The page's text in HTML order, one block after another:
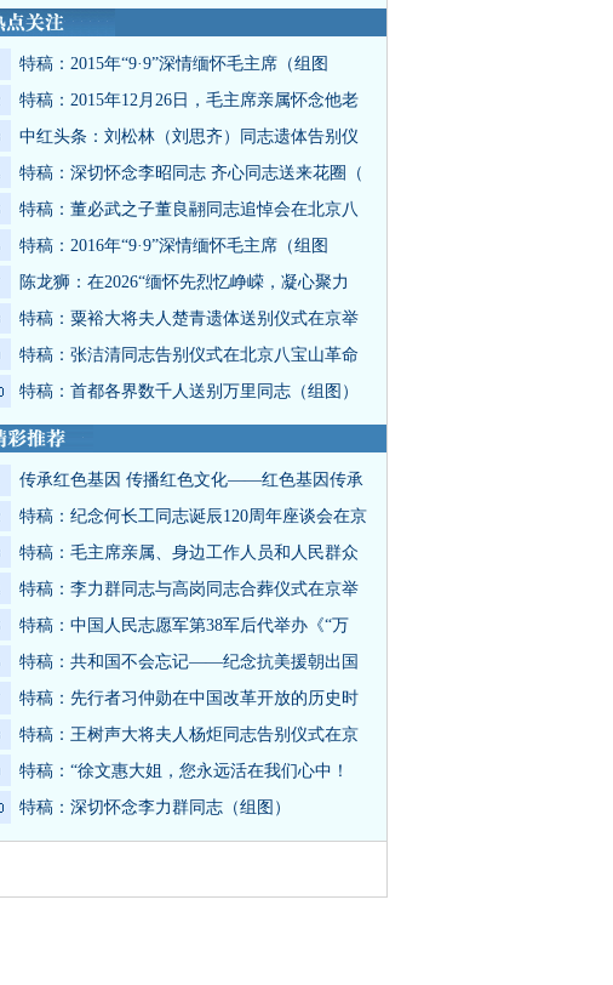
特稿：2015年“9·9”深情缅怀毛主席（组图
特稿：2015年12月26日，毛主席亲属怀念他老
中红头条：刘松林（刘思齐）同志遗体告别仪
特稿：深切怀念李昭同志 齐心同志送来花圈（
特稿：董必武之子董良翮同志追悼会在北京八
特稿：2016年“9·9”深情缅怀毛主席（组图
陈龙狮：在2026“缅怀先烈忆峥嵘，凝心聚力
特稿：粟裕大将夫人楚青遗体送别仪式在京举
特稿：张洁清同志告别仪式在北京八宝山革命
特稿：首都各界数千人送别万里同志（组图）
传承红色基因 传播红色文化——红色基因传承
特稿：纪念何长工同志诞辰120周年座谈会在京
特稿：毛主席亲属、身边工作人员和人民群众
特稿：李力群同志与高岗同志合葬仪式在京举
特稿：中国人民志愿军第38军后代举办《“万
特稿：共和国不会忘记——纪念抗美援朝出国
特稿：先行者习仲勋在中国改革开放的历史时
特稿：王树声大将夫人杨炬同志告别仪式在京
特稿：“徐文惠大姐，您永远活在我们心中！
特稿：深切怀念李力群同志（组图）